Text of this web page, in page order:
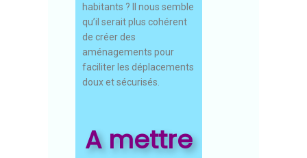
habitants ? Il nous semble
qu’il serait plus cohérent
de créer des
aménagements pour
faciliter les déplacements
doux et sécurisés.
A mettre